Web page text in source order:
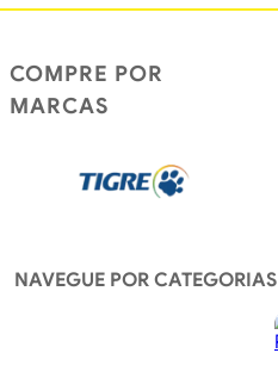
COMPRE POR
MARCAS
NAVEGUE POR CATEGORIAS